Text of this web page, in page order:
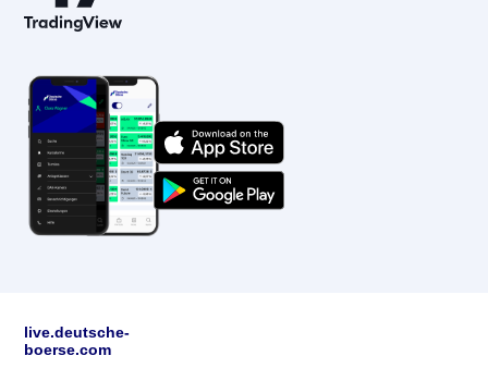
live.deutsche-
boerse.com